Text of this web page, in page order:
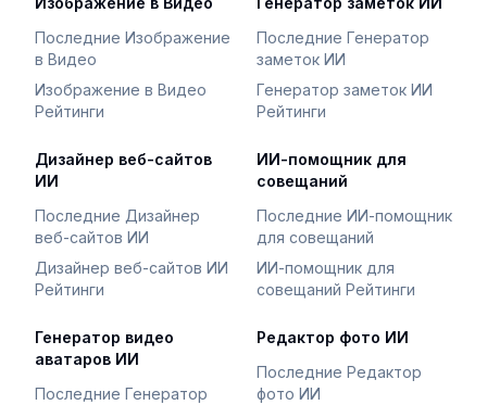
Последние Изображение
в Видео
Изображение в Видео
Рейтинги
Последние Генератор
заметок ИИ
Генератор заметок ИИ
Рейтинги
Дизайнер веб-сайтов
ИИ
Последние Дизайнер
веб-сайтов ИИ
Дизайнер веб-сайтов ИИ
Рейтинги
ИИ-помощник для
совещаний
Последние ИИ-помощник
для совещаний
ИИ-помощник для
совещаний Рейтинги
Генератор видео
аватаров ИИ
Последние Генератор
Редактор фото ИИ
Последние Редактор
фото ИИ